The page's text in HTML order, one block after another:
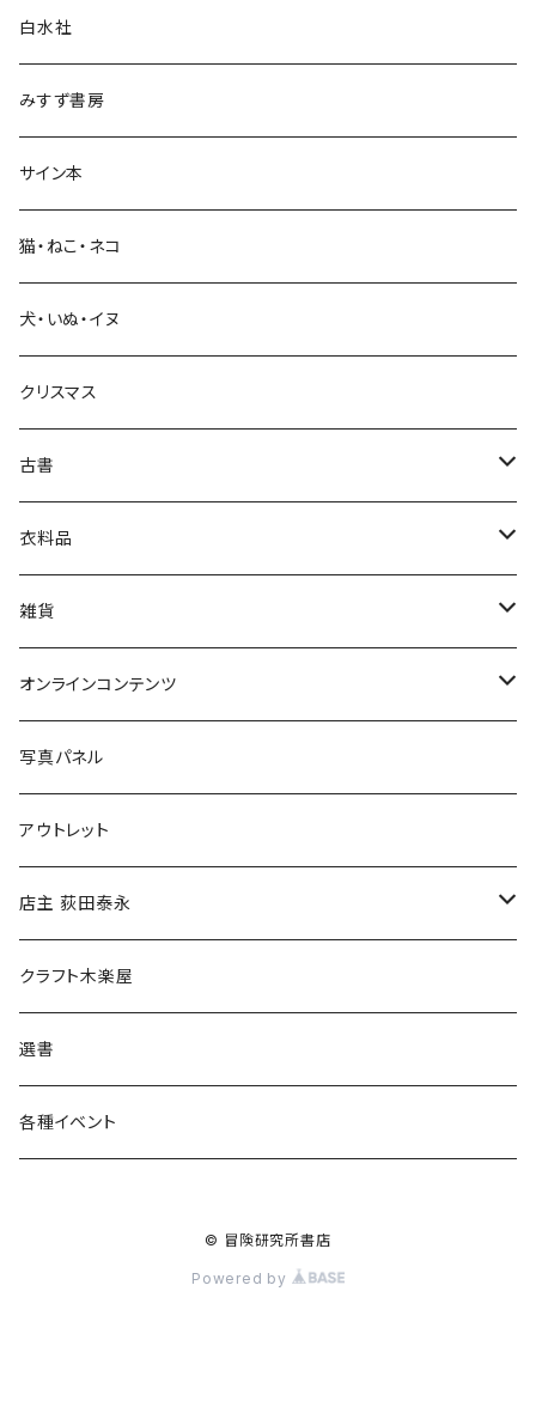
生活・暮らし
芸術・絵画・写真
絵本・児童書
娯楽・エンターテインメント
白水社
みすず書房
サイン本
猫・ねこ・ネコ
犬・いぬ・イヌ
クリスマス
古書
古書セット
美術
衣料品
POLEWARDS
Tシャツ
雑貨
バッグ
ブックカバー
マグカップ
傘
食料品
その他
オンラインコンテンツ
冒険クロストーク
写真パネル
アウトレット
店主 荻田泰永
書籍
ウェア
クラフト木楽屋
選書
各種イベント
© 冒険研究所書店
Powered by